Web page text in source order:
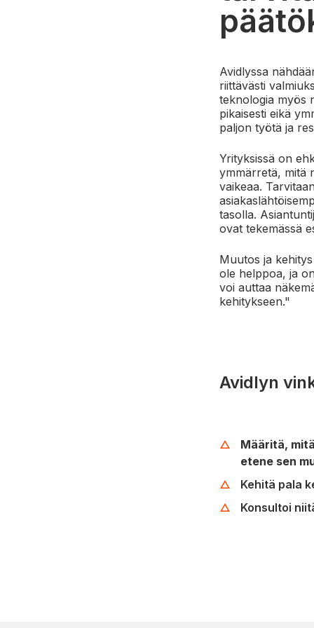
Avidlyssa
riittävästi
teknologia myös
pikaisesti eikä
paljon työtä ja
Yrityksissä on
ymmärretä, mitä
vaikeaa.
tasolla.
ovat tekemässä
Muutos ja
ole helppoa, ja
voi auttaa
kehitykseen."
Avidlyn
Määritä,
etene sen
Kehitä pala
Konsultoi